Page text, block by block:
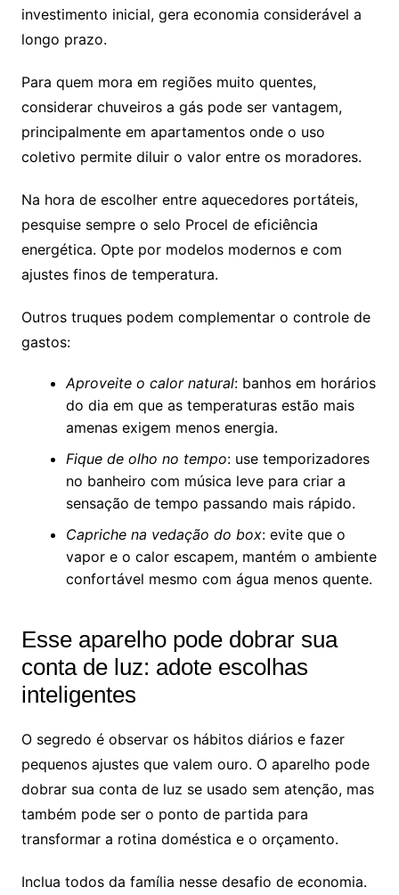
investimento inicial, gera economia considerável a
longo prazo.
Para quem mora em regiões muito quentes,
considerar chuveiros a gás pode ser vantagem,
principalmente em apartamentos onde o uso
coletivo permite diluir o valor entre os moradores.
Na hora de escolher entre aquecedores portáteis,
pesquise sempre o selo Procel de eficiência
energética. Opte por modelos modernos e com
ajustes finos de temperatura.
Outros truques podem complementar o controle de
gastos:
Aproveite o calor natural: banhos em horários
do dia em que as temperaturas estão mais
amenas exigem menos energia.
Fique de olho no tempo: use temporizadores
no banheiro com música leve para criar a
sensação de tempo passando mais rápido.
Capriche na vedação do box: evite que o
vapor e o calor escapem, mantém o ambiente
confortável mesmo com água menos quente.
Esse aparelho pode dobrar sua
conta de luz: adote escolhas
inteligentes
O segredo é observar os hábitos diários e fazer
pequenos ajustes que valem ouro. O aparelho pode
dobrar sua conta de luz se usado sem atenção, mas
também pode ser o ponto de partida para
transformar a rotina doméstica e o orçamento.
Inclua todos da família nesse desafio de economia.